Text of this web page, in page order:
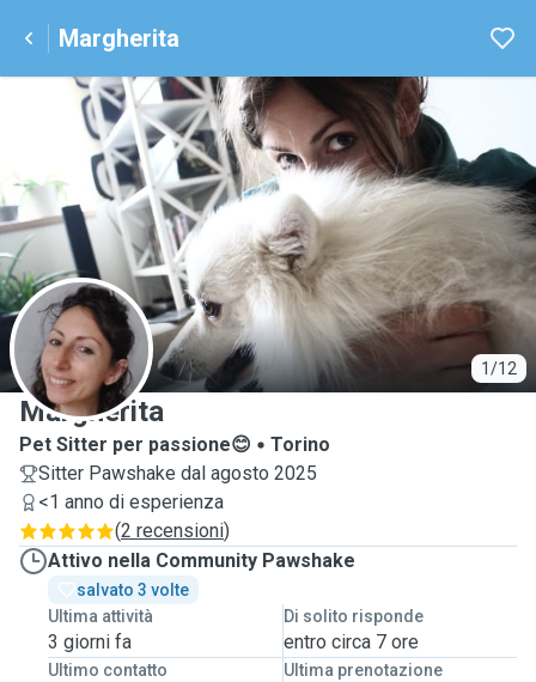
Margherita
1/12
M
Margherita
Pet Sitter per passione😊
Torino
Sitter Pawshake dal agosto 2025
<1 anno di esperienza
(2 recensioni)
Attivo nella Community Pawshake
salvato 3 volte
Ultima attività
3 giorni fa
Di solito risponde
entro circa 7 ore
Ultimo contatto Ultima prenotazione